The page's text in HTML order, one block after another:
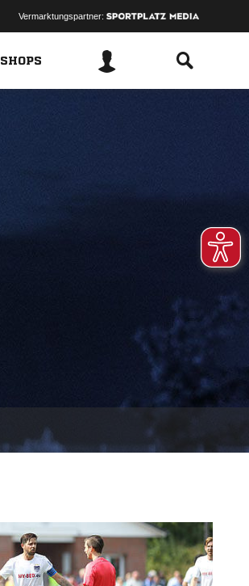
Vermarktungspartner:
SHOPS